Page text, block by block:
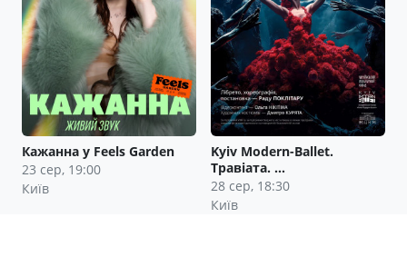
Кажанна у Feels Garden
23 сер, 19:00
Київ
Kyiv Modern-Ballet.
Травіата. …
28 сер, 18:30
Київ